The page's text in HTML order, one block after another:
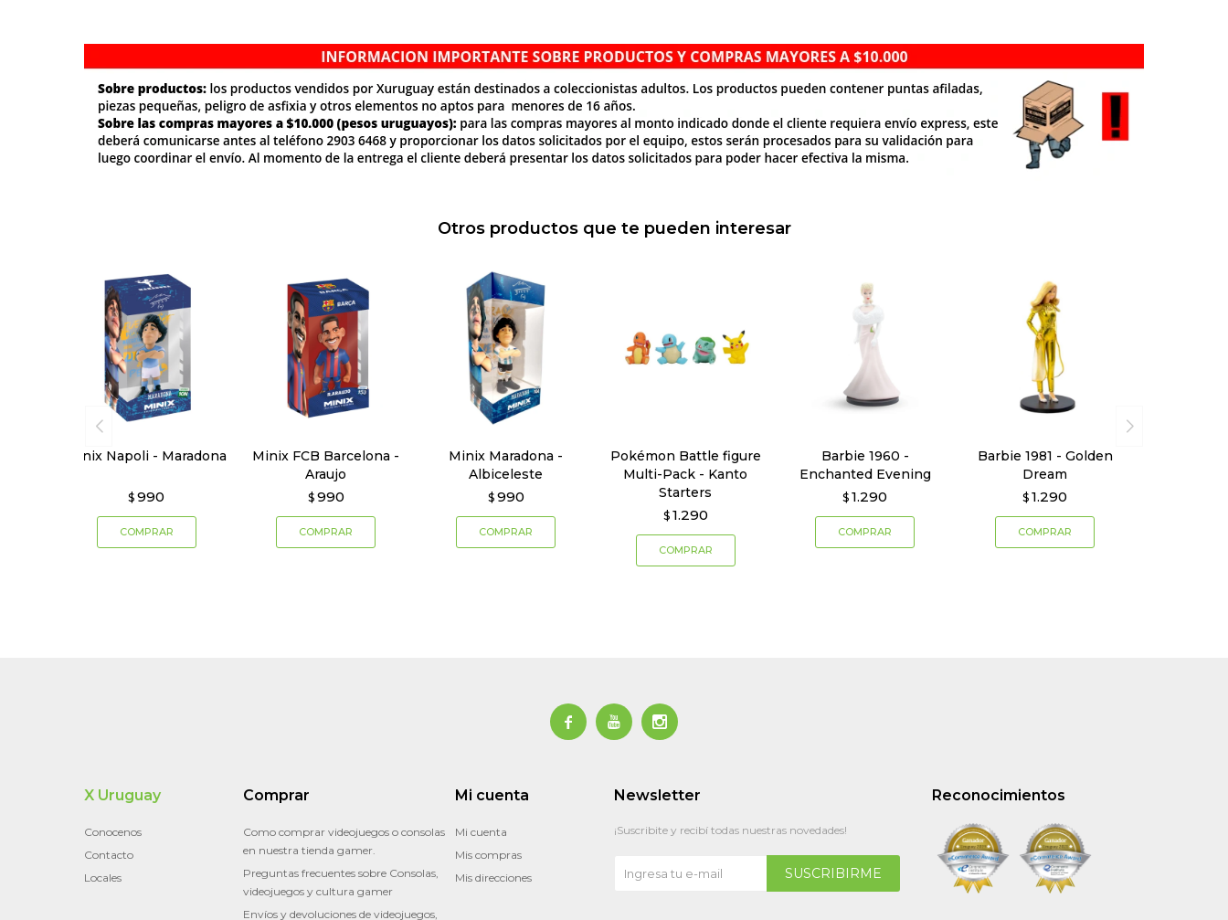
Otros productos que te pueden interesar
Minix Napoli - Maradona
$ 990
Minix FCB Barcelona -
Araujo
$ 990
Minix Maradona -
Albiceleste
$ 990
Pokémon Battle figure
Multi-Pack - Kanto
Starters
$ 1.290
Barbie 1960 -
Enchanted Evening
$ 1.290
Barbie 1981 - Golden
Dream
$ 1.290
  
Reconocimientos
X Uruguay
Conocenos
Contacto
Locales
Comprar
Como comprar videojuegos o consolas
en nuestra tienda gamer.
Preguntas frecuentes sobre Consolas,
videojuegos y cultura gamer
Envíos y devoluciones de videojuegos,
Mi cuenta
Mi cuenta
Mis compras
Mis direcciones
Newsletter
¡Suscribite y recibí todas nuestras novedades!
SUSCRIBIRME